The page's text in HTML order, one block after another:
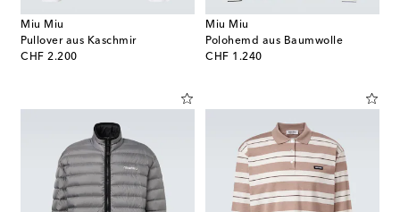
Miu Miu
Pullover aus Kaschmir
CHF 2.200
original price
Miu Miu
Polohemd aus Baumwolle
CHF 1.240
original price